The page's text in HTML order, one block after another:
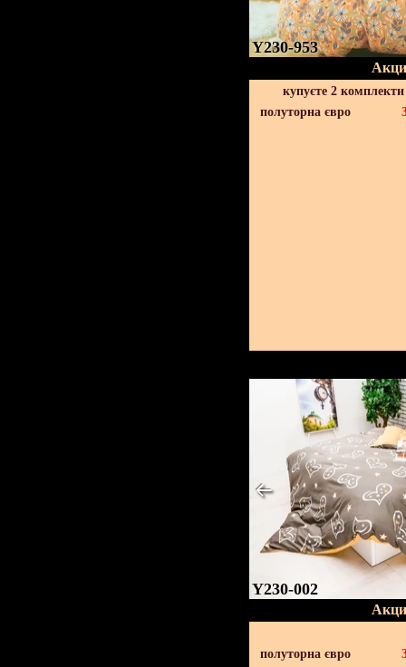
Y230-953
купуєте 2
полуторна євро
Y230-002
полуторна євро